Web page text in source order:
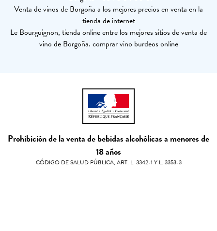
Venta de vinos de Borgoña a los mejores precios en venta en la
tienda de internet
Le Bourguignon, tienda online entre los mejores sitios de venta de
vino de Borgoña. comprar vino burdeos online
Prohibición de la venta de bebidas alcohólicas a menores de
18 años
CÓDIGO DE SALUD PÚBLICA, ART. L. 3342-1 Y L. 3353-3